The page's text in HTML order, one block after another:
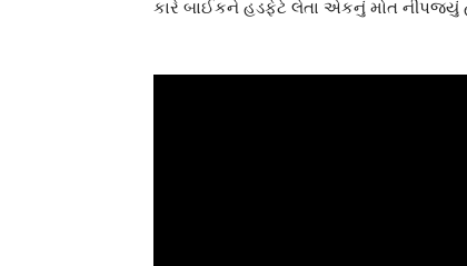
કારે બાઈકને હડફેટે લેતા એકનું મોત